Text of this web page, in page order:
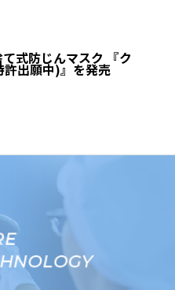
式防じんマスク 『ク
許出願中)』を発売